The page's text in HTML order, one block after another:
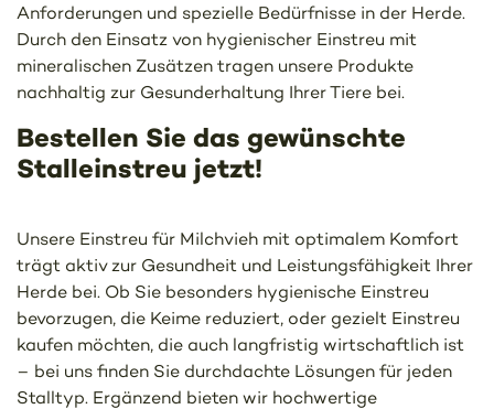
Anforderungen und spezielle Bedürfnisse in der Herde.
Durch den Einsatz von hygienischer Einstreu mit
mineralischen Zusätzen tragen unsere Produkte
nachhaltig zur Gesunderhaltung Ihrer Tiere bei.
Bestellen Sie das gewünschte
Stalleinstreu jetzt!
Unsere Einstreu für Milchvieh mit optimalem Komfort
trägt aktiv zur Gesundheit und Leistungsfähigkeit Ihrer
Herde bei. Ob Sie besonders hygienische Einstreu
bevorzugen, die Keime reduziert, oder gezielt Einstreu
kaufen möchten, die auch langfristig wirtschaftlich ist
– bei uns finden Sie durchdachte Lösungen für jeden
Stalltyp. Ergänzend bieten wir hochwertige